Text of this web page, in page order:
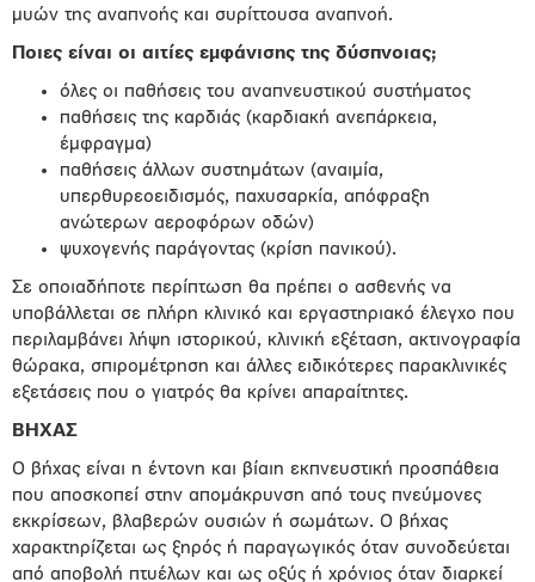
μυών της αναπνοής και συρίττουσα αναπνοή.
Ποιες είναι οι αιτίες εμφάνισης της δύσπνοιας;
όλες οι παθήσεις του αναπνευστικού συστήματος
παθήσεις της καρδιάς (καρδιακή ανεπάρκεια,
έμφραγμα)
παθήσεις άλλων συστημάτων (αναιμία,
υπερθυρεοειδισμός, παχυσαρκία, απόφραξη
ανώτερων αεροφόρων οδών)
ψυχογενής παράγοντας (κρίση πανικού).
Σε οποιαδήποτε περίπτωση θα πρέπει ο ασθενής να
υποβάλλεται σε πλήρη κλινικό και εργαστηριακό έλεγχο που
περιλαμβάνει λήψη ιστορικού, κλινική εξέταση, ακτινογραφία
θώρακα, σπιρομέτρηση και άλλες ειδικότερες παρακλινικές
εξετάσεις που ο γιατρός θα κρίνει απαραίτητες.
ΒΗΧΑΣ
Ο βήχας είναι η έντονη και βίαιη εκπνευστική προσπάθεια
που αποσκοπεί στην απομάκρυνση από τους πνεύμονες
εκκρίσεων, βλαβερών ουσιών ή σωμάτων. Ο βήχας
χαρακτηρίζεται ως ξηρός ή παραγωγικός όταν συνοδεύεται
από αποβολή πτυέλων και ως οξύς ή χρόνιος όταν διαρκεί